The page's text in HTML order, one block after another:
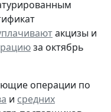
акцизы и
за октябрь
операции по
и средних